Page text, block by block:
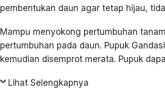
pembentukan daun agar tetap hijau,
Mampu menyokong pertumbuhan
pertumbuhan pada daun. Pupuk
kemudian disemprot merata. Pupuk
Lihat Selengkapnya